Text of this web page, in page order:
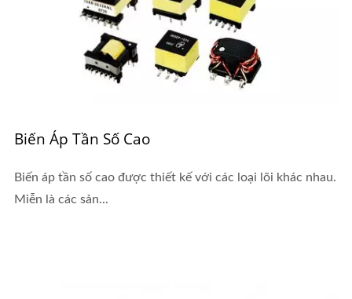
Biến Áp Tần Số Cao
Biến áp tần số cao được thiết kế với các loại lõi khác nhau.
Miễn là các sản...